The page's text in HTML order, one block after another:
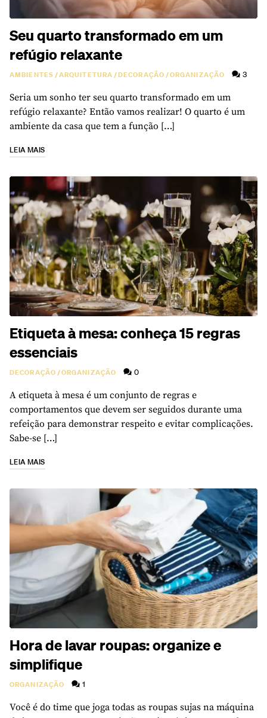
Seu quarto transformado em um
refúgio relaxante
AMBIENTES/ARQUITETURA/DECORAÇÃO/ORGANIZAÇÃO 3
Seria um sonho ter seu quarto transformado em um
refúgio relaxante? Então vamos realizar! O quarto é um
ambiente da casa que tem a função […]
LEIA MAIS
Etiqueta à mesa: conheça 15 regras
essenciais
DECORAÇÃO/ORGANIZAÇÃO 0
A etiqueta à mesa é um conjunto de regras e
comportamentos que devem ser seguidos durante uma
refeição para demonstrar respeito e evitar complicações.
Sabe-se […]
LEIA MAIS
Hora de lavar roupas: organize e
simplifique
ORGANIZAÇÃO 1
Você é do time que joga todas as roupas sujas na máquina